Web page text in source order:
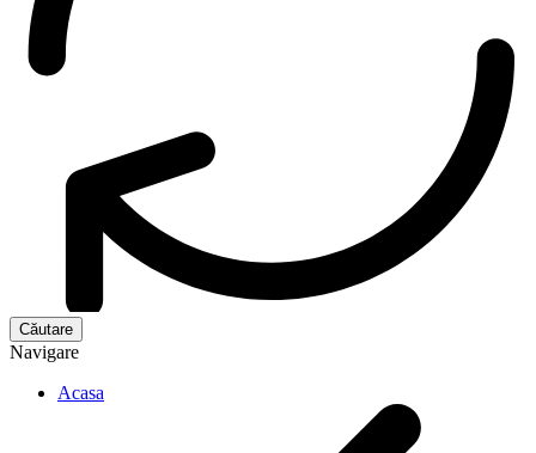
Navigare
Acasa